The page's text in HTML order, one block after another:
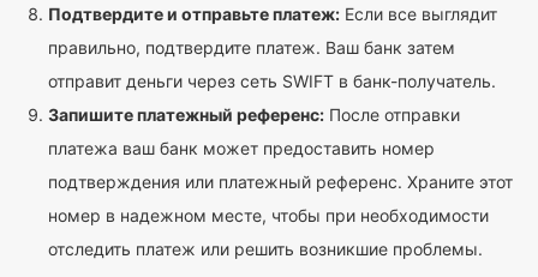
Подтвердите и отправьте платеж: Если все выглядит
правильно, подтвердите платеж. Ваш банк затем
отправит деньги через сеть SWIFT в банк-получатель.
Запишите платежный референс: После отправки
платежа ваш банк может предоставить номер
подтверждения или платежный референс. Храните этот
номер в надежном месте, чтобы при необходимости
отследить платеж или решить возникшие проблемы.